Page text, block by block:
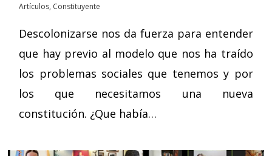
Artículos, Constituyente
Descolonizarse nos da fuerza para entender
que hay previo al modelo que nos ha traído
los problemas sociales que tenemos y por
los que necesitamos una nueva
constitución. ¿Que había…